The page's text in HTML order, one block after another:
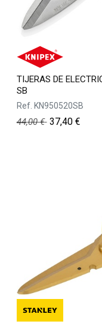
TIJERAS DE
SB
Ref. KN950520SB
44,00€ 37,40€